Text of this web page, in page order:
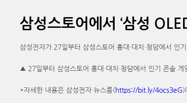
삼성스토어에서 ‘삼성
삼성전자가 27일부터 삼성스토어 홍대·대치·청담에서
▲ 27일부터 삼성스토어 홍대·대치·청담에서 인기 콘솔
*자세한 내용은 삼성전자 뉴스룸(https://bit.ly/4ocs3eG)